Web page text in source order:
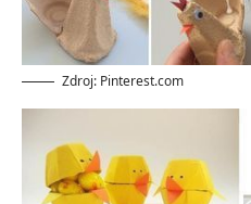
Zdroj: Pinterest.com